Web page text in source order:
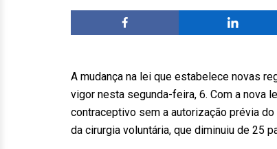
A mudança na lei que estabelece novas
vigor nesta segunda-feira, 6. Com a nova
contraceptivo sem a autorização prévia do
da cirurgia voluntária, que diminuiu de 25